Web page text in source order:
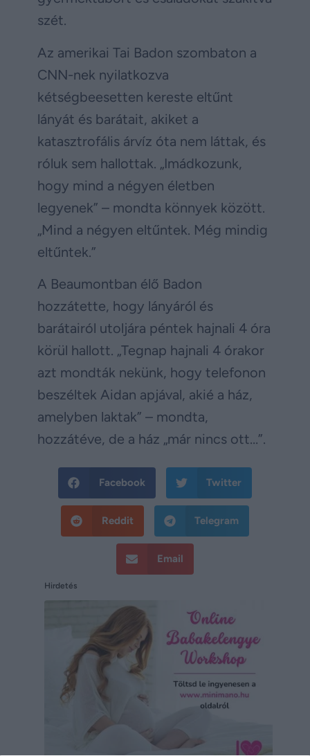
szét.
Az amerikai Tai Badon szombaton a
CNN-nek nyilatkozva
kétségbeesetten kereste eltűnt
lányát és barátait, akiket a
katasztrofális árvíz óta nem láttak, és
róluk sem hallottak. „Imádkozunk,
hogy mind a négyen életben
legyenek” – mondta könnyek között.
„Mind a négyen eltűntek. Még mindig
eltűntek.”
A Beaumontban élő Badon
hozzátette, hogy lányáról és
barátairól utoljára péntek hajnali 4 óra
körül hallott. „Tegnap hajnali 4 órakor
azt mondták nekünk, hogy telefonon
beszéltek Aidan apjával, akié a ház,
amelyben laktak” – mondta,
hozzátéve, de a ház „már nincs ott…”.
Facebook Twitter
Reddit Telegram
Email
Hirdetés